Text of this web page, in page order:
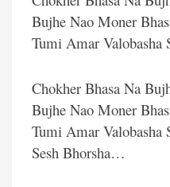
Bujhe Nao Moner
Tumi Amar Valobasha
Chokher Bhasa Na
Bujhe Nao Moner
Tumi Amar Valobasha
Sesh Bhorsha…